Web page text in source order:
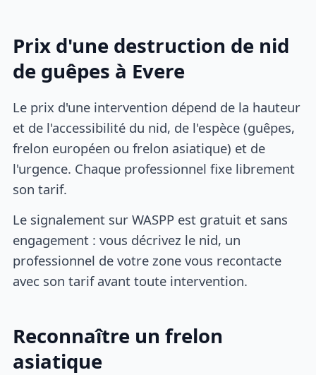
Prix d'une destruction de nid
de guêpes à Evere
Le prix d'une intervention dépend de la hauteur
et de l'accessibilité du nid, de l'espèce (guêpes,
frelon européen ou frelon asiatique) et de
l'urgence. Chaque professionnel fixe librement
son tarif.
Le signalement sur WASPP est gratuit et sans
engagement : vous décrivez le nid, un
professionnel de votre zone vous recontacte
avec son tarif avant toute intervention.
Reconnaître un frelon
asiatique